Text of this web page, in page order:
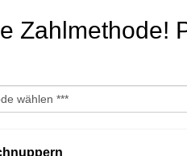
Zahlmethode!